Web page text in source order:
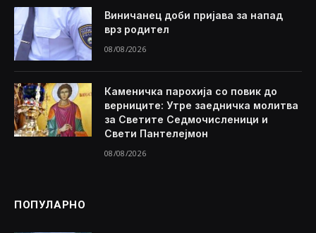
Виничанец доби пријава за напад
врз родител
08/08/2026
Каменичка парохија со повик до
верниците: Утре заедничка молитва
за Светите Седмочисленици и
Свети Пантелејмон
08/08/2026
ПОПУЛАРНО